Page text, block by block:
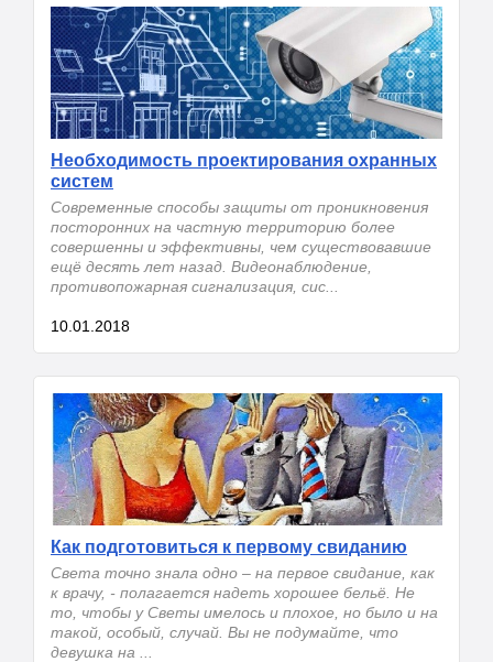
Необходимость проектирования охранных
систем
Современные способы защиты от проникновения
посторонних на частную территорию более
совершенны и эффективны, чем существовавшие
ещё десять лет назад. Видеонаблюдение,
противопожарная сигнализация, сис...
10.01.2018
Как подготовиться к первому свиданию
Света точно знала одно – на первое свидание, как
к врачу, - полагается надеть хорошее бельё. Не
то, чтобы у Светы имелось и плохое, но было и на
такой, особый, случай. Вы не подумайте, что
девушка на ...